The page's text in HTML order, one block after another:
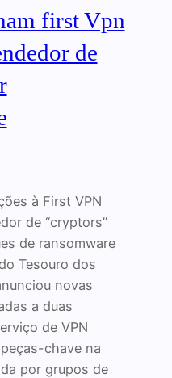
first Vpn
de
à First VPN
de “cryptors”
de ransomware
Tesouro dos
novas
a duas
de VPN
chave na
por grupos de